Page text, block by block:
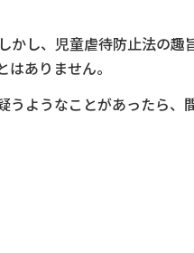
し、児童虐待防止法の趣
ありません。
ようなことがあったら、